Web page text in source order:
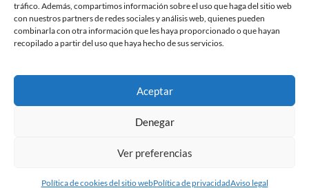
tráfico. Además, compartimos información sobre el uso que haga del sitio web
con nuestros partners de redes sociales y análisis web, quienes pueden
combinarla con otra información que les haya proporcionado o que hayan
recopilado a partir del uso que haya hecho de sus servicios.
Aceptar
Denegar
Ver preferencias
Política de cookies del sitio webPolítica de privacidadAviso legal
Desarrollado porPlaneayOshito